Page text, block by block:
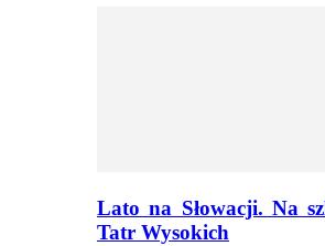
Lato na Słowacji. Na
Tatr Wysokich